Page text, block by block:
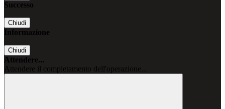
Successo
Chiudi
Informazione
Chiudi
Attendere...
Attendere il completamento dell'operazione...